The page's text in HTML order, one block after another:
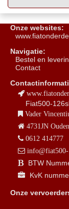
Onze websites:
Navigatie:
Bestel en
Contact
Fiat500-
Vader
4731JN
0612 414777
info@fiat500-
BTW
KvK
Onze